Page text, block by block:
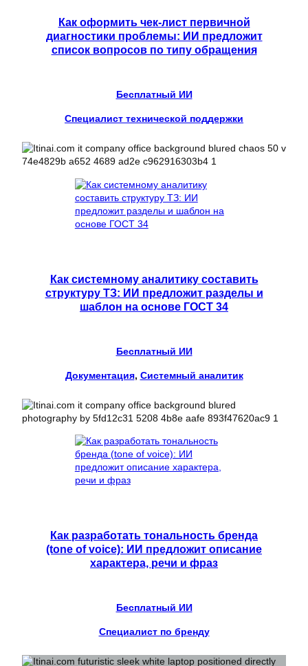
Как оформить чек-лист первичной
диагностики проблемы: ИИ предложит
список вопросов по типу обращения
Бесплатный ИИ
Специалист технической поддержки
Как системному аналитику составить
структуру ТЗ: ИИ предложит разделы и
шаблон на основе ГОСТ 34
Бесплатный ИИ
Документация, Системный аналитик
Как разработать тональность бренда
(tone of voice): ИИ предложит описание
характера, речи и фраз
Бесплатный ИИ
Специалист по бренду